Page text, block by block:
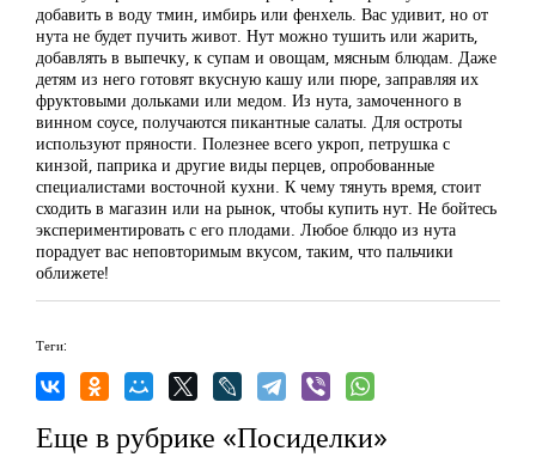
добавить в воду тмин, имбирь или фенхель. Вас удивит, но от
нута не будет пучить живот. Нут можно тушить или жарить,
добавлять в выпечку, к супам и овощам, мясным блюдам. Даже
детям из него готовят вкусную кашу или пюре, заправляя их
фруктовыми дольками или медом. Из нута, замоченного в
винном соусе, получаются пикантные салаты. Для остроты
используют пряности. Полезнее всего укроп, петрушка с
кинзой, паприка и другие виды перцев, опробованные
специалистами восточной кухни. К чему тянуть время, стоит
сходить в магазин или на рынок, чтобы купить нут. Не бойтесь
экспериментировать с его плодами. Любое блюдо из нута
порадует вас неповторимым вкусом, таким, что пальчики
оближете!
Теги:
Еще в рубрике «Посиделки»